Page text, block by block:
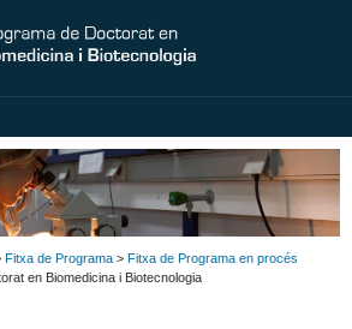
Fitxa de Programa > Fitxa de Programa en procés
en Biomedicina i Biotecnologia